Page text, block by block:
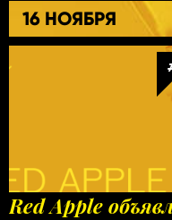
16 НОЯБРЯ
Red Apple